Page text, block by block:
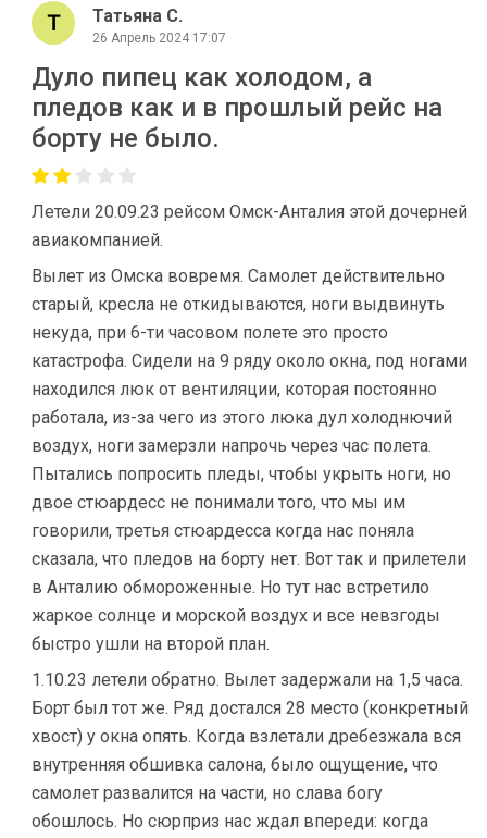
Татьяна С.
26 Апрель 2024 17:07
Дуло пипец как холодом, а
пледов как и в прошлый рейс на
борту не было.
Летели 20.09.23 рейсом Омск-Анталия этой дочерней
авиакомпанией.
Вылет из Омска вовремя. Самолет действительно
старый, кресла не откидываются, ноги выдвинуть
некуда, при 6-ти часовом полете это просто
катастрофа. Сидели на 9 ряду около окна, под ногами
находился люк от вентиляции, которая постоянно
работала, из-за чего из этого люка дул холоднючий
воздух, ноги замерзли напрочь через час полета.
Пытались попросить пледы, чтобы укрыть ноги, но
двое стюардесс не понимали того, что мы им
говорили, третья стюардесса когда нас поняла
сказала, что пледов на борту нет. Вот так и прилетели
в Анталию обмороженные. Но тут нас встретило
жаркое солнце и морской воздух и все невзгоды
быстро ушли на второй план.
1.10.23 летели обратно. Вылет задержали на 1,5 часа.
Борт был тот же. Ряд достался 28 место (конкретный
хвост) у окна опять. Когда взлетали дребезжала вся
внутренняя обшивка салона, было ощущение, что
самолет развалится на части, но слава богу
обошлось. Но сюрприз нас ждал впереди: когда